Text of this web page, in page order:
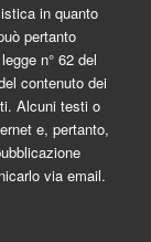
in quanto
pertanto
n° 62 del
contenuto dei
Alcuni testi o
e, pertanto,
via email.